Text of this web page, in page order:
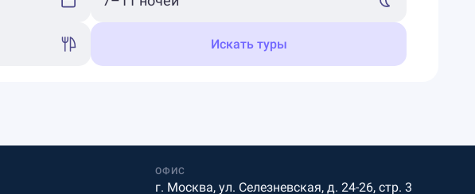
Искать туры
ОФИС
г. Москва, ул. Селезневская, д. 24-26, стр. 3